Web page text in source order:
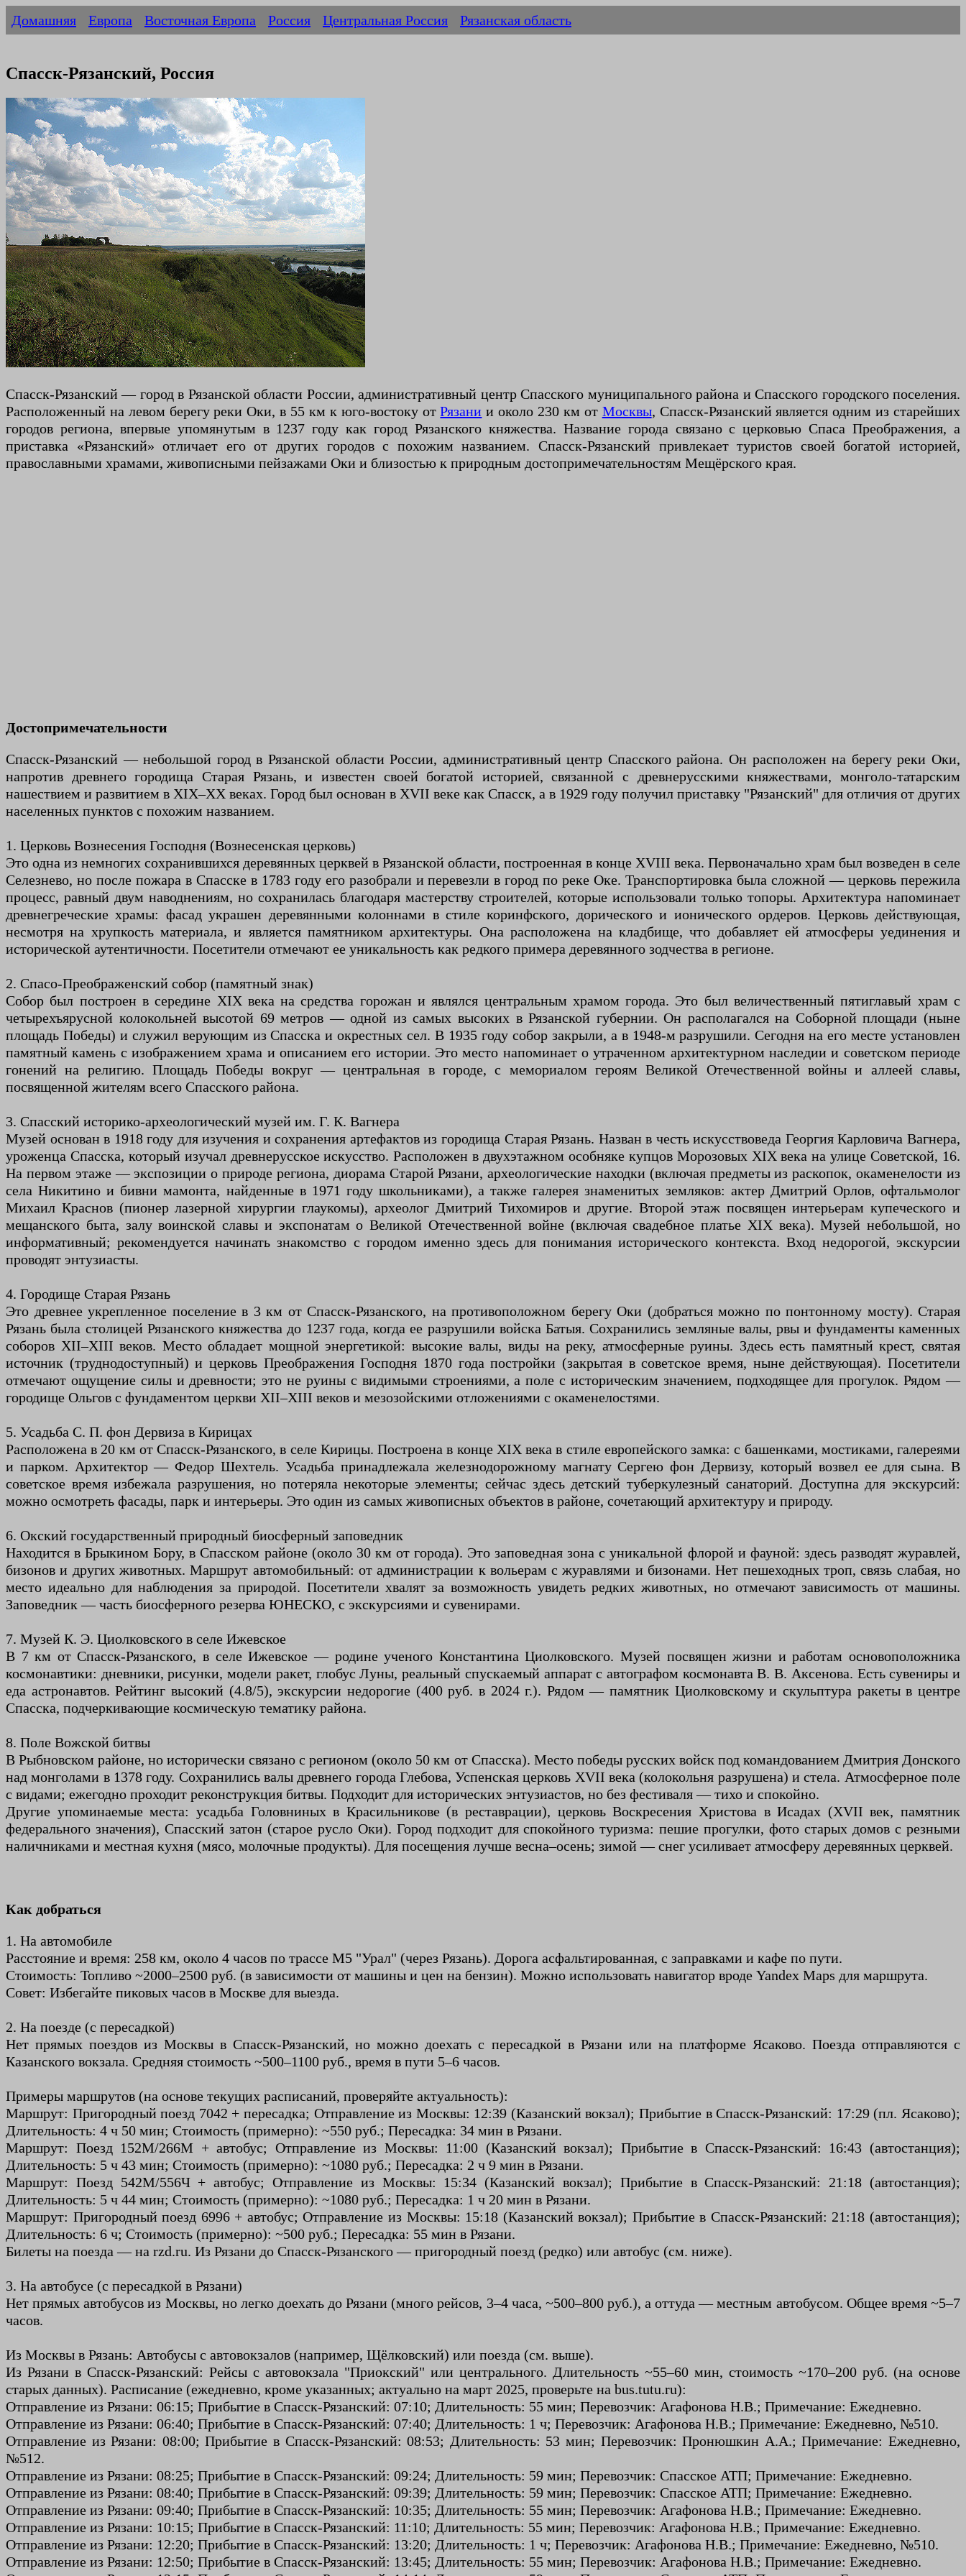
Домашняя Европа Восточная Европа Россия Центральная Россия Рязанская область
Спасск-Рязанский, Россия
Спасск-Рязанский — город в Рязанской области России, административный центр Спасского муниципального района и Спасского городского поселения.
Расположенный на левом берегу реки Оки, в 55 км к юго-востоку отРязани и около 230 км от Москвы, Спасск-Рязанский является одним из старейших
городов региона, впервые упомянутым в 1237 году как город Рязанского княжества. Название города связано с церковью Спаса Преображения, а
приставка «Рязанский» отличает его от других городов с похожим названием. Спасск-Рязанский привлекает туристов своей богатой историей,
православными храмами, живописными пейзажами Оки и близостью к природным достопримечательностям Мещёрского края.
Достопримечательности
Спасск-Рязанский — небольшой город в Рязанской области России, административный центр Спасского района. Он расположен на берегу реки Оки,
напротив древнего городища Старая Рязань, и известен своей богатой историей, связанной с древнерусскими княжествами, монголо-татарским
нашествием и развитием в XIX–XX веках. Город был основан в XVII веке как Спасск, а в 1929 году получил приставку "Рязанский" для отличия от других
населенных пунктов с похожим названием.
1. Церковь Вознесения Господня (Вознесенская церковь)
Это одна из немногих сохранившихся деревянных церквей в Рязанской области, построенная в конце XVIII века. Первоначально храм был возведен в селе
Селезнево, но после пожара в Спасске в 1783 году его разобрали и перевезли в город по реке Оке. Транспортировка была сложной — церковь пережила
процесс, равный двум наводнениям, но сохранилась благодаря мастерству строителей, которые использовали только топоры. Архитектура напоминает
древнегреческие храмы: фасад украшен деревянными колоннами в стиле коринфского, дорического и ионического ордеров. Церковь действующая,
несмотря на хрупкость материала, и является памятником архитектуры. Она расположена на кладбище, что добавляет ей атмосферы уединения и
исторической аутентичности. Посетители отмечают ее уникальность как редкого примера деревянного зодчества в регионе.
2. Спасо-Преображенский собор (памятный знак)
Собор был построен в середине XIX века на средства горожан и являлся центральным храмом города. Это был величественный пятиглавый храм с
четырехъярусной колокольней высотой 69 метров — одной из самых высоких в Рязанской губернии. Он располагался на Соборной площади (ныне
площадь Победы) и служил верующим из Спасска и окрестных сел. В 1935 году собор закрыли, а в 1948-м разрушили. Сегодня на его месте установлен
памятный камень с изображением храма и описанием его истории. Это место напоминает о утраченном архитектурном наследии и советском периоде
гонений на религию. Площадь Победы вокруг — центральная в городе, с мемориалом героям Великой Отечественной войны и аллеей славы,
посвященной жителям всего Спасского района.
3. Спасский историко-археологический музей им. Г. К. Вагнера
Музей основан в 1918 году для изучения и сохранения артефактов из городища Старая Рязань. Назван в честь искусствоведа Георгия Карловича Вагнера,
уроженца Спасска, который изучал древнерусское искусство. Расположен в двухэтажном особняке купцов Морозовых XIX века на улице Советской, 16.
На первом этаже — экспозиции о природе региона, диорама Старой Рязани, археологические находки (включая предметы из раскопок, окаменелости из
села Никитино и бивни мамонта, найденные в 1971 году школьниками), а также галерея знаменитых земляков: актер Дмитрий Орлов, офтальмолог
Михаил Краснов (пионер лазерной хирургии глаукомы), археолог Дмитрий Тихомиров и другие. Второй этаж посвящен интерьерам купеческого и
мещанского быта, залу воинской славы и экспонатам о Великой Отечественной войне (включая свадебное платье XIX века). Музей небольшой, но
информативный; рекомендуется начинать знакомство с городом именно здесь для понимания исторического контекста. Вход недорогой, экскурсии
проводят энтузиасты.
4. Городище Старая Рязань
Это древнее укрепленное поселение в 3 км от Спасск-Рязанского, на противоположном берегу Оки (добраться можно по понтонному мосту). Старая
Рязань была столицей Рязанского княжества до 1237 года, когда ее разрушили войска Батыя. Сохранились земляные валы, рвы и фундаменты каменных
соборов XII–XIII веков. Место обладает мощной энергетикой: высокие валы, виды на реку, атмосферные руины. Здесь есть памятный крест, святая
источник (труднодоступный) и церковь Преображения Господня 1870 года постройки (закрытая в советское время, ныне действующая). Посетители
отмечают ощущение силы и древности; это не руины с видимыми строениями, а поле с историческим значением, подходящее для прогулок. Рядом —
городище Ольгов с фундаментом церкви XII–XIII веков и мезозойскими отложениями с окаменелостями.
5. Усадьба С. П. фон Дервиза в Кирицах
Расположена в 20 км от Спасск-Рязанского, в селе Кирицы. Построена в конце XIX века в стиле европейского замка: с башенками, мостиками, галереями
и парком. Архитектор — Федор Шехтель. Усадьба принадлежала железнодорожному магнату Сергею фон Дервизу, который возвел ее для сына. В
советское время избежала разрушения, но потеряла некоторые элементы; сейчас здесь детский туберкулезный санаторий. Доступна для экскурсий:
можно осмотреть фасады, парк и интерьеры. Это один из самых живописных объектов в районе, сочетающий архитектуру и природу.
6. Окский государственный природный биосферный заповедник
Находится в Брыкином Бору, в Спасском районе (около 30 км от города). Это заповедная зона с уникальной флорой и фауной: здесь разводят журавлей,
бизонов и других животных. Маршрут автомобильный: от администрации к вольерам с журавлями и бизонами. Нет пешеходных троп, связь слабая, но
место идеально для наблюдения за природой. Посетители хвалят за возможность увидеть редких животных, но отмечают зависимость от машины.
Заповедник — часть биосферного резерва ЮНЕСКО, с экскурсиями и сувенирами.
7. Музей К. Э. Циолковского в селе Ижевское
В 7 км от Спасск-Рязанского, в селе Ижевское — родине ученого Константина Циолковского. Музей посвящен жизни и работам основоположника
космонавтики: дневники, рисунки, модели ракет, глобус Луны, реальный спускаемый аппарат с автографом космонавта В. В. Аксенова. Есть сувениры и
еда астронавтов. Рейтинг высокий (4.8/5), экскурсии недорогие (400 руб. в 2024 г.). Рядом — памятник Циолковскому и скульптура ракеты в центре
Спасска, подчеркивающие космическую тематику района.
8. Поле Вожской битвы
В Рыбновском районе, но исторически связано с регионом (около 50 км от Спасска). Место победы русских войск под командованием Дмитрия Донского
над монголами в 1378 году. Сохранились валы древнего города Глебова, Успенская церковь XVII века (колокольня разрушена) и стела. Атмосферное поле
с видами; ежегодно проходит реконструкция битвы. Подходит для исторических энтузиастов, но без фестиваля — тихо и спокойно.
Другие упоминаемые места: усадьба Головниных в Красильникове (в реставрации), церковь Воскресения Христова в Исадах (XVII век, памятник
федерального значения), Спасский затон (старое русло Оки). Город подходит для спокойного туризма: пешие прогулки, фото старых домов с резными
наличниками и местная кухня (мясо, молочные продукты). Для посещения лучше весна–осень; зимой — снег усиливает атмосферу деревянных церквей.
Как добраться
1. На автомобиле
Расстояние и время: 258 км, около 4 часов по трассе М5 "Урал" (через Рязань). Дорога асфальтированная, с заправками и кафе по пути.
Стоимость: Топливо ~2000–2500 руб. (в зависимости от машины и цен на бензин). Можно использовать навигатор вроде Yandex Maps для маршрута.
Совет: Избегайте пиковых часов в Москве для выезда.
2. На поезде (с пересадкой)
Нет прямых поездов из Москвы в Спасск-Рязанский, но можно доехать с пересадкой в Рязани или на платформе Ясаково. Поезда отправляются с
Казанского вокзала. Средняя стоимость ~500–1100 руб., время в пути 5–6 часов.
Примеры маршрутов (на основе текущих расписаний, проверяйте актуальность):
Маршрут: Пригородный поезд 7042 + пересадка; Отправление из Москвы: 12:39 (Казанский вокзал); Прибытие в Спасск-Рязанский: 17:29 (пл. Ясаково);
Длительность: 4 ч 50 мин; Стоимость (примерно): ~550 руб.; Пересадка: 34 мин в Рязани.
Маршрут: Поезд 152М/266М + автобус; Отправление из Москвы: 11:00 (Казанский вокзал); Прибытие в Спасск-Рязанский: 16:43 (автостанция);
Длительность: 5 ч 43 мин; Стоимость (примерно): ~1080 руб.; Пересадка: 2 ч 9 мин в Рязани.
Маршрут: Поезд 542М/556Ч + автобус; Отправление из Москвы: 15:34 (Казанский вокзал); Прибытие в Спасск-Рязанский: 21:18 (автостанция);
Длительность: 5 ч 44 мин; Стоимость (примерно): ~1080 руб.; Пересадка: 1 ч 20 мин в Рязани.
Маршрут: Пригородный поезд 6996 + автобус; Отправление из Москвы: 15:18 (Казанский вокзал); Прибытие в Спасск-Рязанский: 21:18 (автостанция);
Длительность: 6 ч; Стоимость (примерно): ~500 руб.; Пересадка: 55 мин в Рязани.
Билеты на поезда — на rzd.ru. Из Рязани до Спасск-Рязанского — пригородный поезд (редко) или автобус (см. ниже).
3. На автобусе (с пересадкой в Рязани)
Нет прямых автобусов из Москвы, но легко доехать до Рязани (много рейсов, 3–4 часа, ~500–800 руб.), а оттуда — местным автобусом. Общее время ~5–7
часов.
Из Москвы в Рязань: Автобусы с автовокзалов (например, Щёлковский) или поезда (см. выше).
Из Рязани в Спасск-Рязанский: Рейсы с автовокзала "Приокский" или центрального. Длительность ~55–60 мин, стоимость ~170–200 руб. (на основе
старых данных). Расписание (ежедневно, кроме указанных; актуально на март 2025, проверьте на bus.tutu.ru):
Отправление из Рязани: 06:15; Прибытие в Спасск-Рязанский: 07:10; Длительность: 55 мин; Перевозчик: Агафонова Н.В.; Примечание: Ежедневно.
Отправление из Рязани: 06:40; Прибытие в Спасск-Рязанский: 07:40; Длительность: 1 ч; Перевозчик: Агафонова Н.В.; Примечание: Ежедневно, №510.
Отправление из Рязани: 08:00; Прибытие в Спасск-Рязанский: 08:53; Длительность: 53 мин; Перевозчик: Пронюшкин А.А.; Примечание: Ежедневно,
№512.
Отправление из Рязани: 08:25; Прибытие в Спасск-Рязанский: 09:24; Длительность: 59 мин; Перевозчик: Спасское АТП; Примечание: Ежедневно.
Отправление из Рязани: 08:40; Прибытие в Спасск-Рязанский: 09:39; Длительность: 59 мин; Перевозчик: Спасское АТП; Примечание: Ежедневно.
Отправление из Рязани: 09:40; Прибытие в Спасск-Рязанский: 10:35; Длительность: 55 мин; Перевозчик: Агафонова Н.В.; Примечание: Ежедневно.
Отправление из Рязани: 10:15; Прибытие в Спасск-Рязанский: 11:10; Длительность: 55 мин; Перевозчик: Агафонова Н.В.; Примечание: Ежедневно.
Отправление из Рязани: 12:20; Прибытие в Спасск-Рязанский: 13:20; Длительность: 1 ч; Перевозчик: Агафонова Н.В.; Примечание: Ежедневно, №510.
Отправление из Рязани: 12:50; Прибытие в Спасск-Рязанский: 13:45; Длительность: 55 мин; Перевозчик: Агафонова Н.В.; Примечание: Ежедневно.